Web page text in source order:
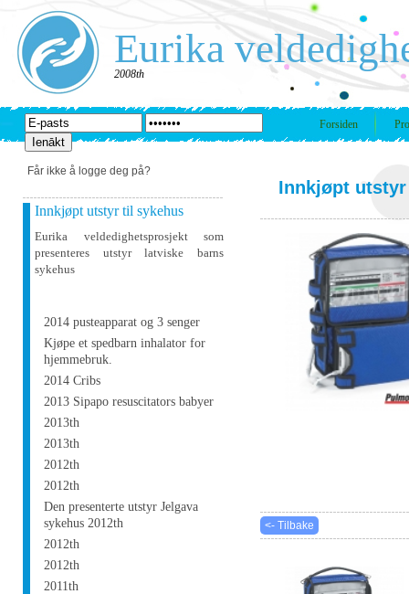
Eurika
2008th
Forsiden
Får ikke å logge deg på?
Innkjøpt utstyr til sykehus
Eurika veldedighetsprosjekt som
presenteres utstyr latviske barns
sykehus
2014 pusteapparat og 3 senger
Kjøpe et spedbarn inhalator for
hjemmebruk.
2014 Cribs
2013 Sipapo resuscitators babyer
2013th
2013th
2012th
2012th
Den presenterte utstyr Jelgava
sykehus 2012th
2012th
2012th
2011th
Innkjøpt
<- Tilbake